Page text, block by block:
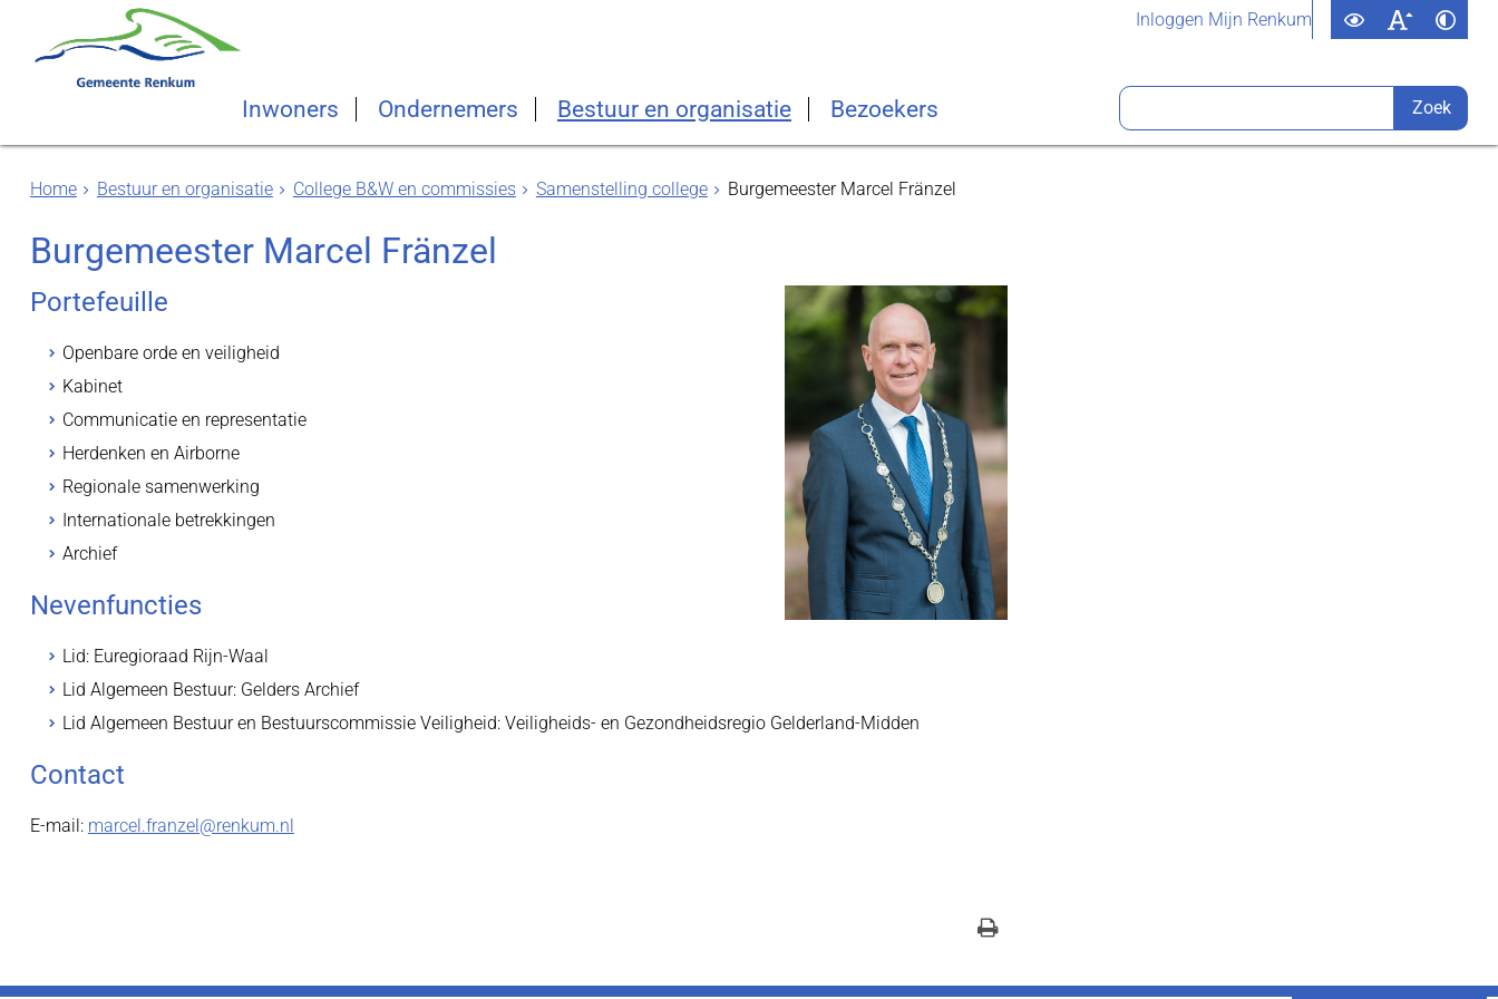
Inloggen Mijn Renkum
Inwoners Ondernemers Bestuur en organisatie Bezoekers
Home Bestuur en organisatie College B&W en commissies Samenstelling college Burgemeester Marcel Fränzel
Burgemeester Marcel Fränzel
Portefeuille
Openbare orde en veiligheid
Kabinet
Communicatie en representatie
Herdenken en Airborne
Regionale samenwerking
Internationale betrekkingen
Archief
Nevenfuncties
Lid: Euregioraad Rijn-Waal
Lid Algemeen Bestuur: Gelders Archief
Lid Algemeen Bestuur en Bestuurscommissie Veiligheid: Veiligheids- en Gezondheidsregio Gelderland-Midden
Contact
E-mail: marcel.franzel@renkum.nl